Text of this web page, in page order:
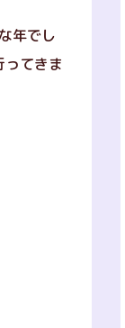
年でし
てきま